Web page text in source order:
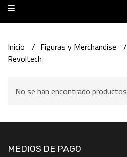
Inicio Figuras y Merchandise
Revoltech
No se han encontrado productos
MEDIOS DE PAGO